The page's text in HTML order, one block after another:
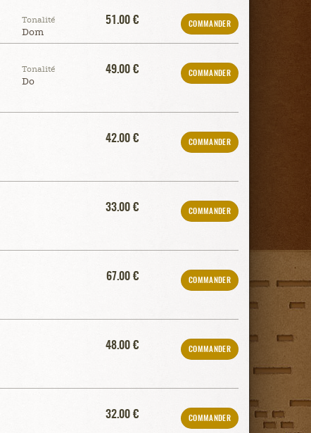
Tonalité
Dom
51.00 € COMMANDER
Tonalité
Do
49.00 € COMMANDER
42.00 € COMMANDER
33.00 € COMMANDER
67.00 € COMMANDER
48.00 € COMMANDER
32.00 € COMMANDER